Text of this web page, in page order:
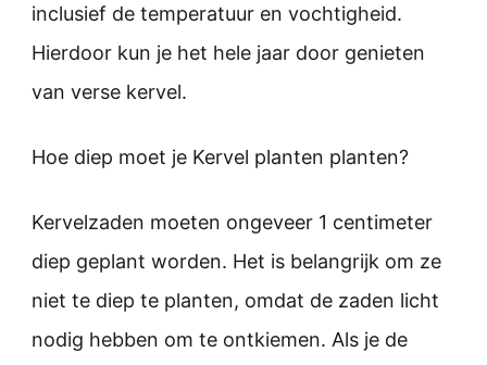
inclusief de temperatuur en vochtigheid.
Hierdoor kun je het hele jaar door genieten
van verse kervel.
Hoe diep moet je Kervel planten planten?
Kervelzaden moeten ongeveer 1 centimeter
diep geplant worden. Het is belangrijk om ze
niet te diep te planten, omdat de zaden licht
nodig hebben om te ontkiemen. Als je de